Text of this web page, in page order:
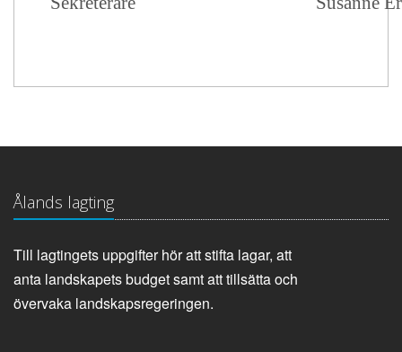
Ålands lagting
Till lagtingets uppgifter hör att stifta lagar, att
anta landskapets budget samt att tillsätta och
övervaka landskapsregeringen.